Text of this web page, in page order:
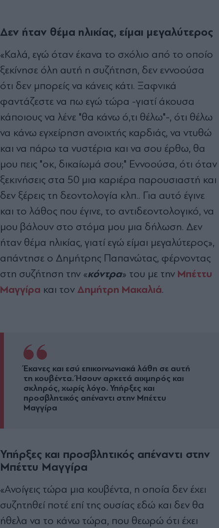
Δεν ήταν θέμα ηλικίας, είμαι μεγαλύτερος
«Καλά, εγώ όταν έκανα το σχόλιο από το οποίο
ξεκίνησε όλη αυτή η συζήτηση, δεν εννοούσα
ότι δεν μπορείς να κάνεις κάτι. Ξαφνικά
φαντάζεστε να πω εγώ τώρα -γιατί άκουσα
κάποιους να λένε "θα κάνω ό,τι θέλω"-, ότι θέλω
να κάνω εγχείρηση ανοιχτής καρδιάς, να ντυθώ
και να πάρω τα νυστέρια και να σου έρθω, θα
μου πεις "οκ, δικαίωμά σου;" Εννοούσα, ότι όταν
ξεκινήσεις στα 50 μια καριέρα παρουσιαστή και
δεν ξέρεις τη δεοντολογία κλπ.. Για αυτό έγινε
και το λάθος που έγινε, το αντιδεοντολογικό, να
μου βάλουν στο στόμα μου μια δήλωση. Δεν
ήταν θέμα ηλικίας, γιατί εγώ είμαι μεγαλύτερος»,
απάντησε ο Δημήτρης Παπανώτας, φέρνοντας
στη συζήτηση την «κόντρα» του με την Μπέττυ
Μαγγίρα και τον Δημήτρη Μακαλιά.
Έκανες και εσύ επικοινωνιακά λάθη σε αυτή
τη κουβέντα. Ήσουν αρκετά αιχμηρός και
σκληρός, χωρίς λόγο. Υπήρξες και
προσβλητικός απέναντι στην Μπέττυ
Μαγγίρα
Υπήρξες και προσβλητικός απέναντι στην
Μπέττυ Μαγγίρα
«Ανοίγεις τώρα μια κουβέντα, η οποία δεν έχει
συζητηθεί ποτέ επί της ουσίας εδώ και δεν θα
ήθελα να το κάνω τώρα, που θεωρώ ότι έχει